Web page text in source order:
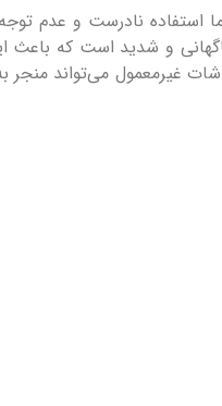
استفاده نادرست و عدم
غیرمعمول می‌تواند